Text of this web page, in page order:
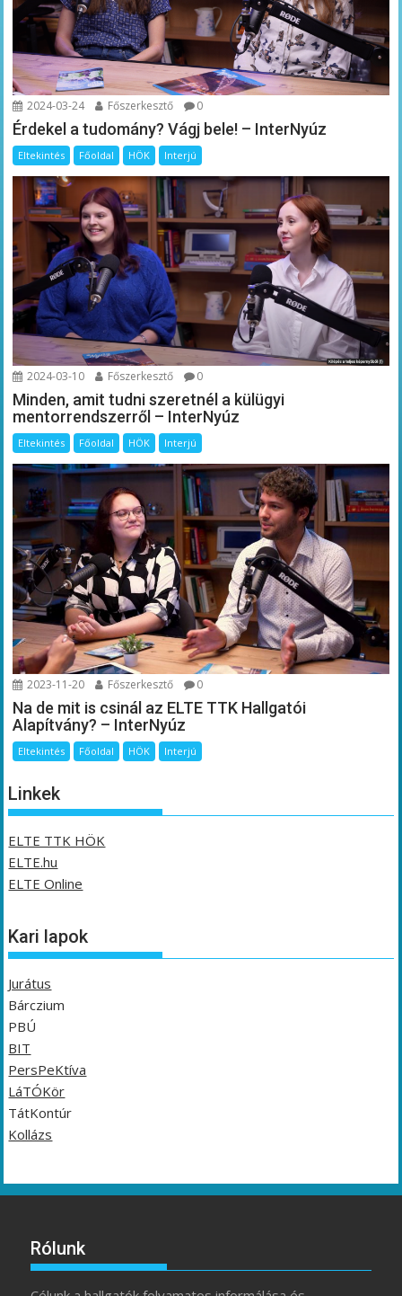
2024-03-24 Főszerkesztő 0
Érdekel a tudomány? Vágj bele! – InterNyúz
Eltekintés Főoldal HÖK Interjú
2024-03-10 Főszerkesztő 0
Minden, amit tudni szeretnél a külügyi
mentorrendszerről – InterNyúz
Eltekintés Főoldal HÖK Interjú
2023-11-20 Főszerkesztő 0
Na de mit is csinál az ELTE TTK Hallgatói
Alapítvány? – InterNyúz
Eltekintés Főoldal HÖK Interjú
Linkek
ELTE TTK HÖK
ELTE.hu
ELTE Online
Kari lapok
Jurátus
Bárczium
PBÚ
BIT
PersPeKtíva
LáTÓKör
TátKontúr
Kollázs
Rólunk